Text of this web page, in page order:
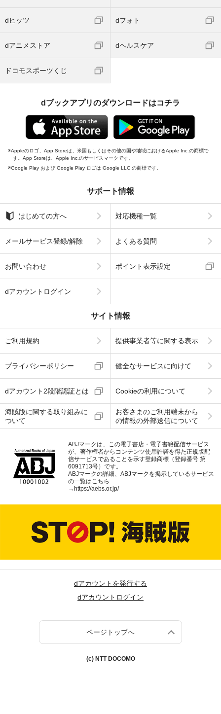
dヒッツ dフォト
dアニメストア dヘルスケア
ドコモスポーツくじ
dブックアプリのダウンロードはコチラ
Appleのロゴ、App Storeは、米国もしくはその他の国や地域におけるApple Inc.の商標で
す。App Storeは、Apple Inc.のサービスマークです。
Google Play および Google Play ロゴは Google LLC の商標です。
サポート情報
はじめての方へ 対応機種一覧
メールサービス登録/解除 よくある質問
お問い合わせ ポイント表示設定
dアカウントログイン
サイト情報
ご利用規約 提供事業者等に関する表示
プライバシーポリシー 健全なサービスに向けて
dアカウント2段階認証とは Cookieの利用について
海賊版に関する取り組みに
ついて
お客さまのご利用端末から
の情報の外部送信について
ABJマークは、この電子書店・電子書籍配信サービス
が、著作権者からコンテンツ使用許諾を得た正規版配
信サービスであることを示す登録商標（登録番号 第
6091713号）です。
ABJマークの詳細、ABJマークを掲示しているサービス
の一覧はこちら
→ https://aebs.or.jp/
dアカウントを発行する
dアカウントログイン
ページトップへ
(c) NTT DOCOMO